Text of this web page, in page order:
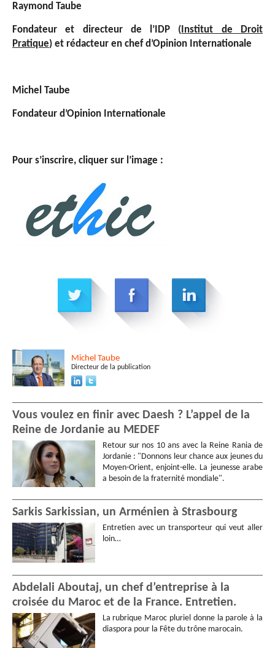
Raymond Taube
Fondateur et directeur de l’IDP ( Institut de Droit
Pratique) et rédacteur en chef d’Opinion Internationale
Michel Taube
Fondateur d’Opinion Internationale
Pour s’inscrire, cliquer sur l’image :
Michel Taube
Directeur de la publication
Vous voulez en finir avec Daesh ? L’appel de la
Reine de Jordanie au MEDEF
Retour sur nos 10 ans avec la Reine Rania de
Jordanie : "Donnons leur chance aux jeunes du
Moyen-Orient, enjoint-elle. La jeunesse arabe
a besoin de la fraternité mondiale".
Sarkis Sarkissian, un Arménien à Strasbourg
Entretien avec un transporteur qui veut aller
loin…
Abdelali Aboutaj, un chef d’entreprise à la
croisée du Maroc et de la France. Entretien.
La rubrique Maroc pluriel donne la parole à la
diaspora pour la Fête du trône marocain.